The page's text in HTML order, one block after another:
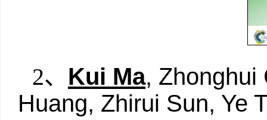
2、 Kui Ma, Zhonghui
Huang, Zhirui Sun, Ye